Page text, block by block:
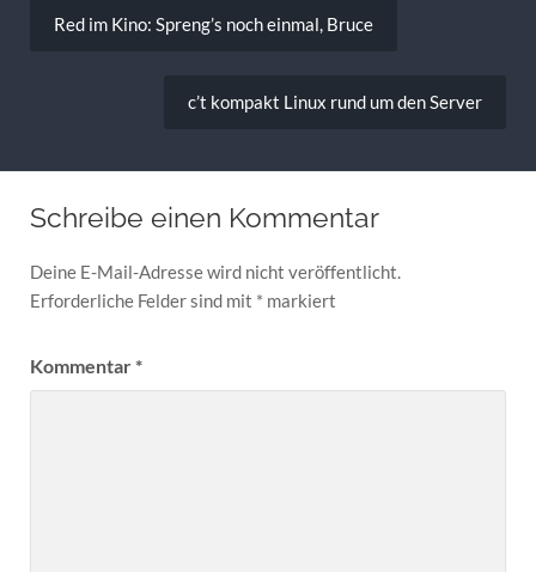
Red im Kino: Spreng’s noch einmal, Bruce
c’t kompakt Linux rund um den Server
Schreibe einen Kommentar
Deine E-Mail-Adresse wird nicht veröffentlicht.
Erforderliche Felder sind mit * markiert
Kommentar*